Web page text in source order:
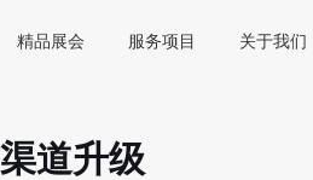
精品展会 服务项目 关于我们
道升级